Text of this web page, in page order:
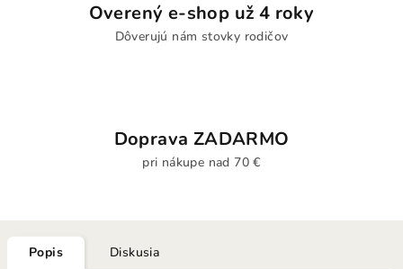
Overený e-shop už 4 roky
Dôverujú nám stovky rodičov
Doprava ZADARMO
pri nákupe nad 70 €
Popis Diskusia